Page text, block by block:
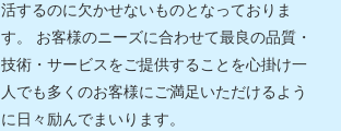
活するのに欠かせないものとなっておりま
す。 お客様のニーズに合わせて最良の品質・
技術・サービスをご提供することを心掛け一
人でも多くのお客様にご満足いただけるよう
に日々励んでまいります。